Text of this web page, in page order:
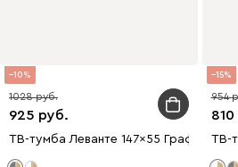
10
925
1028
ТВ-тумба Леванте 147x55 Графитовый
15
810
954
ТВ-